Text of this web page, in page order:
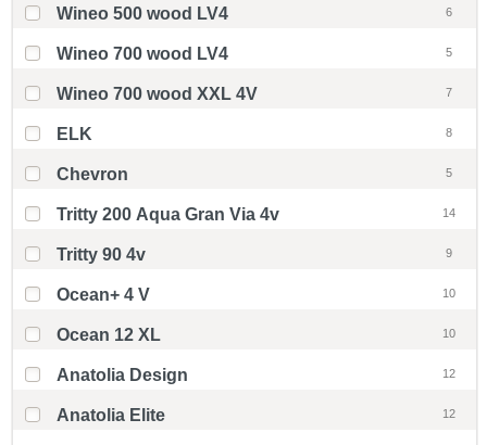
Wineo 500 wood LV4 6
Wineo 700 wood LV4 5
Wineo 700 wood XXL 4V 7
ELK 8
Chevron 5
Tritty 200 Aqua Gran Via 4v 14
Tritty 90 4v 9
Ocean+ 4 V 10
Ocean 12 XL 10
Anatolia Design 12
Anatolia Elite 12